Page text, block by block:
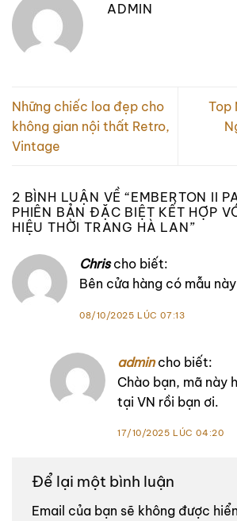
ADMIN
Những chiếc loa đẹp cho
không gian nội thất Retro,
Vintage
Top
2 BÌNH LUẬN VỀ “EMBERTON II
PHIÊN BẢN ĐẶC BIỆT KẾT HỢP
HIỆU THỜI TRANG HÀ LAN”
Chris cho biết:
Bên cửa hàng có mẫu
08/10/2025 LÚC 07:13
admin cho biết:
Chào bạn, mã này
tại VN rồi bạn ơi.
17/10/2025 LÚC 04:20
Để lại một bình luận
Email của bạn sẽ không được